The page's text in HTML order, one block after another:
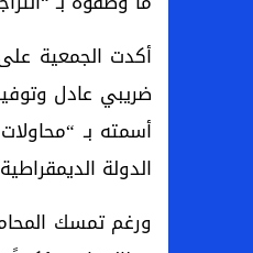
أكدت الجمعية
ضريبي عادل
أسمته بـ
الدولة
ورغم تمسك